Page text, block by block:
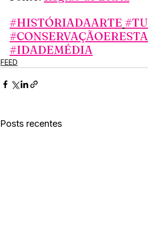
#HISTÓRIADAARTE
#IDADEMÉDIA
FEED
Posts recentes